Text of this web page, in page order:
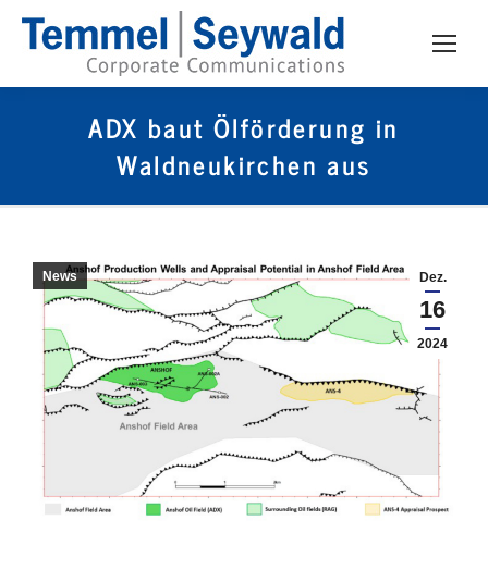
ADX baut Ölförderung in
Waldneukirchen aus
Dez.
16
2024
News